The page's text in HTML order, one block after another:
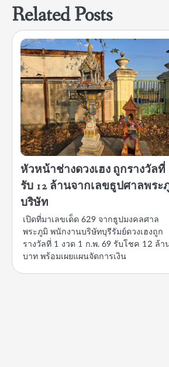
Related Posts
หัวหน้าช่างดวงเฮง ถูกรางวัลที่
รับ 12 ล้านจากเลขธูปศาลพระ
บริษัท
เปิดที่มาเลขเด็ด 629 จากธูปมงคลศาล
พระภูมิ พนักงานบริษัทบุรีรัมย์ดวงเฮงถูก
รางวัลที่ 1 งวด 1 ก.พ. 69 รับโชค 12 ล้า
บาท พร้อมเผยแผนจัดการเงิน